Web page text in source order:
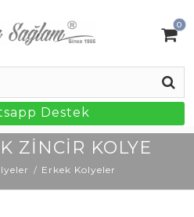
0
Destek
ZINCIR KOLYE
Erkek Kolyeler